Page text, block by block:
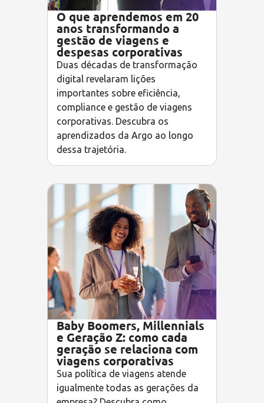
O que aprendemos em 20
anos transformando a
gestão de viagens e
despesas corporativas
Duas décadas de transformação
digital revelaram lições
importantes sobre eficiência,
compliance e gestão de viagens
corporativas. Descubra os
aprendizados da Argo ao longo
dessa trajetória.
Baby Boomers, Millennials
e Geração Z: como cada
geração se relaciona com
viagens corporativas
Sua política de viagens atende
igualmente todas as gerações da